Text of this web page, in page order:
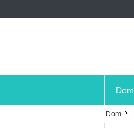
Dom
Dom